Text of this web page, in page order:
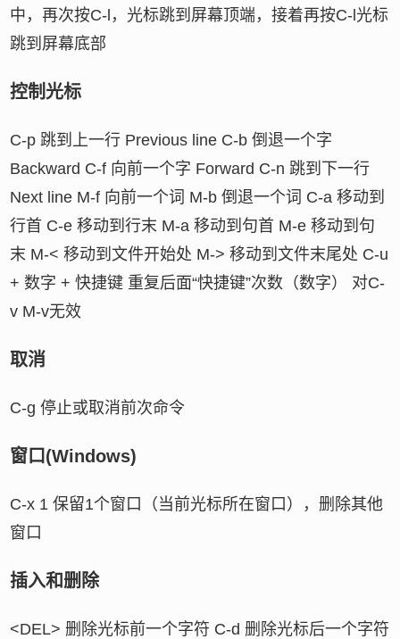
中，再次按C-l，光标跳到屏幕顶端，接着再按C-l光标
跳到屏幕底部
控制光标
C-p 跳到上一行 Previous line C-b 倒退一个字
Backward C-f 向前一个字 Forward C-n 跳到下一行
Next line M-f 向前一个词 M-b 倒退一个词 C-a 移动到
行首 C-e 移动到行末 M-a 移动到句首 M-e 移动到句
末 M-< 移动到文件开始处 M-> 移动到文件末尾处 C-u
+ 数字 + 快捷键 重复后面“快捷键”次数（数字） 对C-
v M-v无效
取消
C-g 停止或取消前次命令
窗口(Windows)
C-x 1 保留1个窗口（当前光标所在窗口），删除其他
窗口
插入和删除
<DEL> 删除光标前一个字符 C-d 删除光标后一个字符